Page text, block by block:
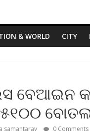
& WORLD CITY
ବେଆଇନ
samantaray 0 Comments